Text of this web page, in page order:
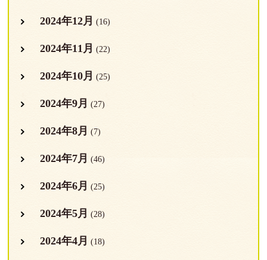
2024年12月 (16)
2024年11月 (22)
2024年10月 (25)
2024年9月 (27)
2024年8月 (7)
2024年7月 (46)
2024年6月 (25)
2024年5月 (28)
2024年4月 (18)